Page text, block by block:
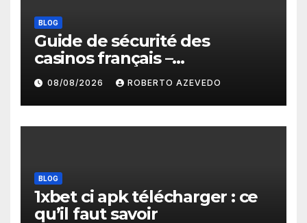
BLOG
Guide de sécurité des
casinos français –
protections, licences et
paiements fiables
08/08/2026 ROBERTO AZEVEDO
BLOG
1xbet ci apk télécharger : ce
qu’il faut savoir